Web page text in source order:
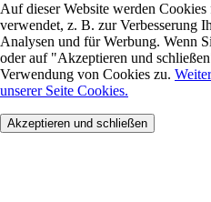
Auf dieser Website werden
verwendet, z. B. zur Verbesserung
Analysen und für Werbung. Wenn
oder auf "Akzeptieren und
Verwendung von Cookies zu.
unserer Seite Cookies.
Akzeptieren und schließen